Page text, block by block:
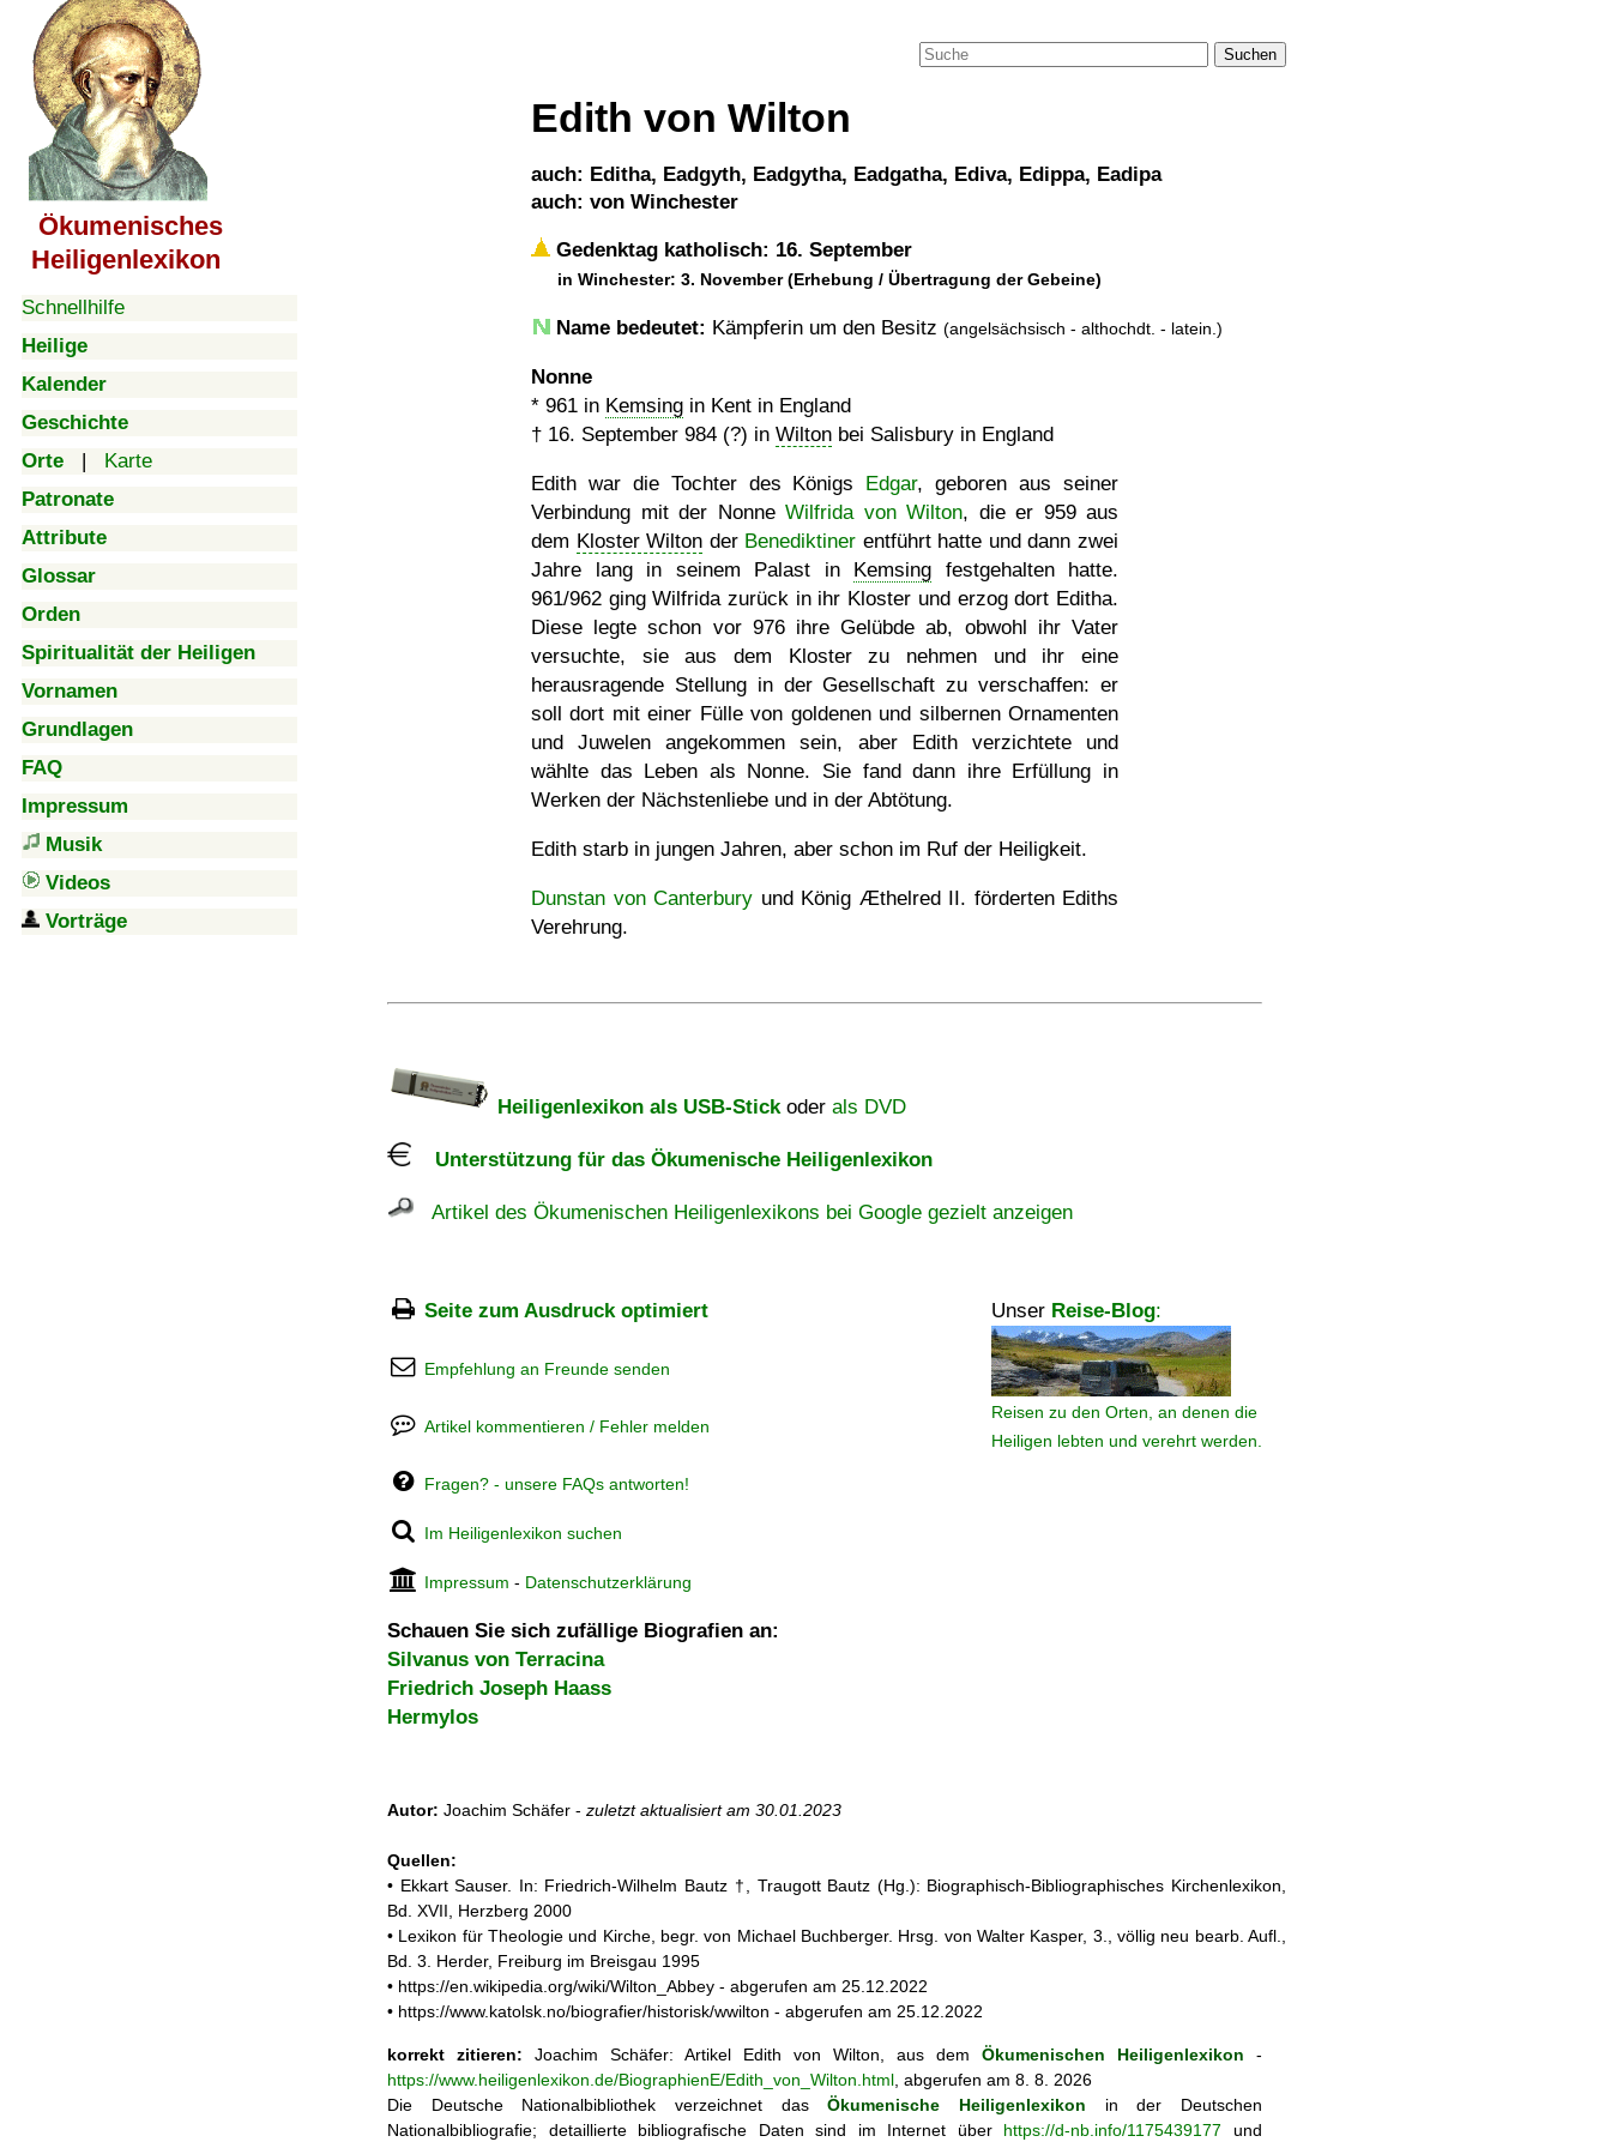
Ökumenisches
Heiligenlexikon
Schnellhilfe
Heilige
Kalender
Geschichte
Orte | Karte
Patronate
Attribute
Glossar
Orden
Spiritualität der Heiligen
Vornamen
Grundlagen
FAQ
Impressum
Musik
Videos
Vorträge
Suchen
Edith von Wilton
auch: Editha, Eadgyth, Eadgytha, Eadgatha, Ediva, Edippa, Eadipa
auch: von Winchester
Gedenktag katholisch: 16. September
in Winchester: 3. November (Erhebung / Übertragung der Gebeine)
Name bedeutet: Kämpferin um den Besitz (angelsächsisch - althochdt. - latein.)
Nonne
* 961 in Kemsing in Kent in England
† 16. September 984 (?) in Wilton bei Salisbury in England
Edith war die Tochter des Königs Edgar, geboren aus seiner
Verbindung mit der Nonne Wilfrida von Wilton, die er 959 aus
dem Kloster Wilton der Benediktiner entführt hatte und dann zwei
Jahre lang in seinem Palast in Kemsing festgehalten hatte.
961/962 ging Wilfrida zurück in ihr Kloster und erzog dort Editha.
Diese legte schon vor 976 ihre Gelübde ab, obwohl ihr Vater
versuchte, sie aus dem Kloster zu nehmen und ihr eine
herausragende Stellung in der Gesellschaft zu verschaffen: er
soll dort mit einer Fülle von goldenen und silbernen Ornamenten
und Juwelen angekommen sein, aber Edith verzichtete und
wählte das Leben als Nonne. Sie fand dann ihre Erfüllung in
Werken der Nächstenliebe und in der Abtötung.
Edith starb in jungen Jahren, aber schon im Ruf der Heiligkeit.
Dunstan von Canterbury und König Æthelred II. förderten Ediths
Verehrung.
Heiligenlexikon als USB-Stickoder als DVD
Unterstützung für das Ökumenische Heiligenlexikon
Artikel des Ökumenischen Heiligenlexikons bei Google gezielt anzeigen
Seite zum Ausdruck optimiert Unser Reise-Blog:
Reisen zu den Orten, an denen die
Heiligen lebten und verehrt werden.
Empfehlung an Freunde senden
Artikel kommentieren / Fehler melden
Fragen? - unsere FAQs antworten!
Im Heiligenlexikon suchen
Impressum - Datenschutzerklärung
Schauen Sie sich zufällige Biografien an:
Silvanus von Terracina
Friedrich Joseph Haass
Hermylos
Autor: Joachim Schäfer - zuletzt aktualisiert am 30.01.2023
Quellen:
• Ekkart Sauser. In: Friedrich-Wilhelm Bautz †, Traugott Bautz (Hg.): Biographisch-Bibliographisches Kirchenlexikon,
Bd. XVII, Herzberg 2000
• Lexikon für Theologie und Kirche, begr. von Michael Buchberger. Hrsg. von Walter Kasper, 3., völlig neu bearb. Aufl.,
Bd. 3. Herder, Freiburg im Breisgau 1995
• https://en.wikipedia.org/wiki/Wilton_Abbey - abgerufen am 25.12.2022
• https://www.katolsk.no/biografier/historisk/wwilton - abgerufen am 25.12.2022
korrekt zitieren: Joachim Schäfer: Artikel Edith von Wilton, aus dem Ökumenischen Heiligenlexikon -
https://www.heiligenlexikon.de/BiographienE/Edith_von_Wilton.html , abgerufen am 8. 8. 2026
Die Deutsche Nationalbibliothek verzeichnet dasÖkumenische Heiligenlexikon in der Deutschen
Nationalbibliografie; detaillierte bibliografische Daten sind im Internet über https://d-nb.info/1175439177 und